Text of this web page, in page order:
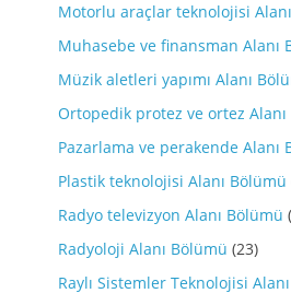
Motorlu araçlar teknolojisi
Muhasebe ve finansman Alanı
Müzik aletleri yapımı Alanı
Ortopedik protez ve ortez
Pazarlama ve perakende Alanı
Plastik teknolojisi Alanı Bölümü
Radyo televizyon Alanı Bölümü
Radyoloji Alanı Bölümü (23)
Raylı Sistemler Teknolojisi